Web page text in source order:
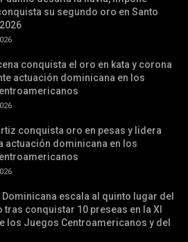
su segundo oro en Santo
conquista el oro en kata y corona
actuación dominicana en los
conquista oro en pesas y lidera
actuación dominicana en los
Dominicana escala al quinto lugar del
tras conquistar 10 preseas en la XI
los Juegos Centroamericanos y del